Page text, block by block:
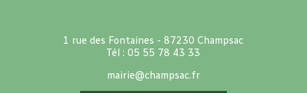
1 rue des Fontaines - 87230 Champsac
Tél : 05 55 78 43 33
mairie@champsac.fr